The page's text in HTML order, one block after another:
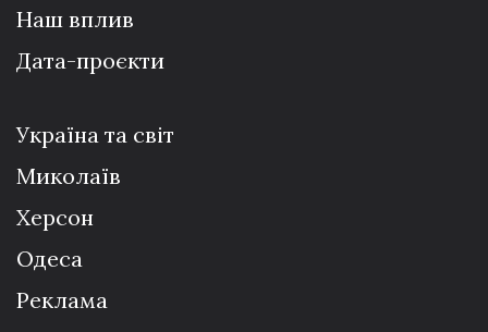
Наш вплив
Дата-проєкти
Україна та світ
Миколаїв
Херсон
Одеса
Реклама